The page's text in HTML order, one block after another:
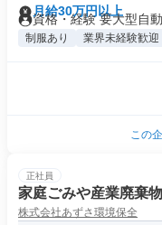
月給30万円以上
資格・経験 要大型自
制服あり 業界未経験歓迎
この
正社員
家庭ごみや産業廃棄
株式会社あずさ環境保全